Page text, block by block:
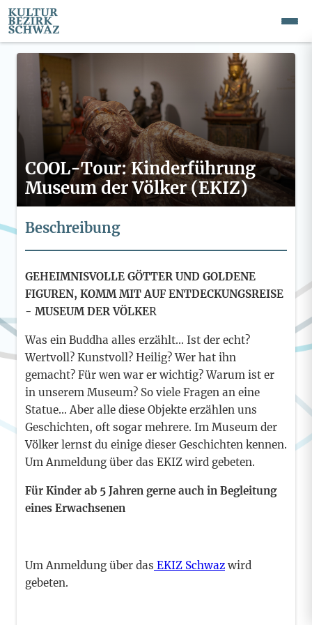
COOL-Tour: Kinderführung
Museum der Völker (EKIZ)
Beschreibung
GEHEIMNISVOLLE GÖTTER UND GOLDENE
FIGUREN, KOMM MIT AUF ENTDECKUNGSREISE
- MUSEUM DER VÖLKER
Was ein Buddha alles erzählt... Ist der echt?
Wertvoll? Kunstvoll? Heilig? Wer hat ihn
gemacht? Für wen war er wichtig? Warum ist er
in unserem Museum? So viele Fragen an eine
Statue... Aber alle diese Objekte erzählen uns
Geschichten, oft sogar mehrere. Im Museum der
Völker lernst du einige dieser Geschichten kennen.
Um Anmeldung über das EKIZ wird gebeten.
Für Kinder ab 5 Jahren gerne auch in Begleitung
eines Erwachsenen
Um Anmeldung über das EKIZ Schwaz wird
gebeten.